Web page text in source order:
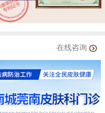
在线咨询